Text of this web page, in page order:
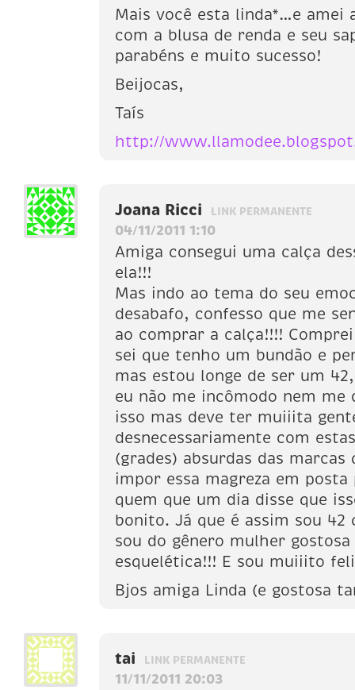
Mais você esta linda*…e amei
com a blusa de renda e seu
parabéns e muito sucesso!
Beijocas,
Taís
http://
Joana Ricci LINK PERMANENTE
04/11/2011 1:10
Amiga consegui uma calça
ela!!!
Mas indo ao tema do seu
desabafo, confesso que me
ao comprar a calça!!!!
sei que tenho um bundão e
mas estou longe de ser um
eu não me incômodo nem me
isso mas deve ter muiiita
desnecessariamente com
(grades) absurdas das marcas
impor essa magreza em posta
quem que um dia disse que
bonito. Já que é assim sou
sou do gênero mulher
esquelética!!! E sou muiiito
Bjos amiga Linda (e gostosa
tai LINK PERMANENTE
11/11/2011 20:03